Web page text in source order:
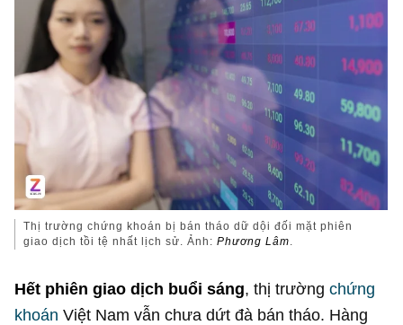
Thị trường chứng khoán bị bán tháo dữ dội đối mặt phiên
giao dịch tồi tệ nhất lịch sử. Ảnh:Phương Lâm.
Hết phiên giao dịch buổi sáng, thị trườngchứng
khoán Việt Nam vẫn chưa dứt đà bán tháo. Hàng